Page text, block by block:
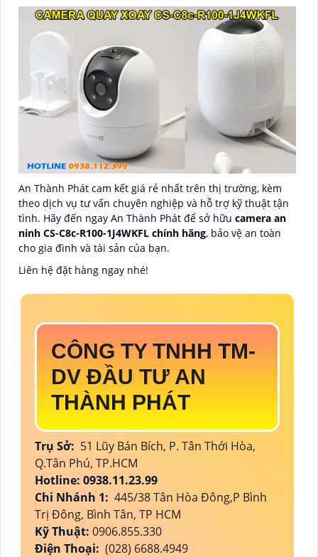
An Thành Phát cam kết giá rẻ nhất trên thị trường, kèm
theo dịch vụ tư vấn chuyên nghiệp và hỗ trợ kỹ thuật tận
tình. Hãy đến ngay An Thành Phát để sở hữu camera an
ninh CS-C8c-R100-1J4WKFL chính hãng, bảo vệ an toàn
cho gia đình và tài sản của bạn.
Liên hệ đặt hàng ngay nhé!
CÔNG TY TNHH TM-
DV ĐẦU TƯ AN
THÀNH PHÁT
Trụ Sở: 51 Lũy Bán Bích, P. Tân Thới Hòa,
Q.Tân Phú, TP.HCM
Hotline: 0938.11.23.99
Chi Nhánh 1: 445/38 Tân Hòa Đông,P Bình
Trị Đông, Bình Tân, TP HCM
Kỹ Thuật: 0906.855.330
Điện Thoại: (028) 6688.4949